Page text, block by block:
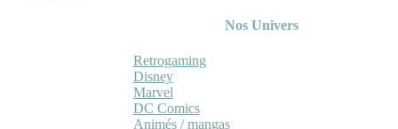
Nos Univers
Retrogaming
Disney
Marvel
DC Comics
Animés / mangas